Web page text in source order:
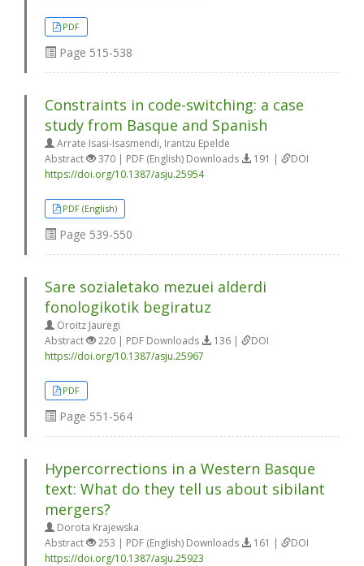
PDF
Page 515-538
Constraints in code-switching: a case
study from Basque and Spanish
Arrate Isasi-Isasmendi, Irantzu Epelde
Abstract
370 | PDF (English) Downloads 191 |
DOI
https://doi.org/10.1387/asju.25954
PDF (English)
Page 539-550
Sare sozialetako mezuei alderdi
fonologikotik begiratuz
Oroitz Jauregi
Abstract
220 | PDF Downloads 136 |
DOI
https://doi.org/10.1387/asju.25967
PDF
Page 551-564
Hypercorrections in a Western Basque
text: What do they tell us about sibilant
mergers?
Dorota Krajewska
Abstract
253 | PDF (English) Downloads 161 |
DOI
https://doi.org/10.1387/asju.25923